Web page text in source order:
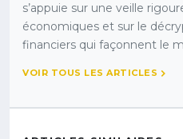
s’appuie sur une veille
économiques et sur le
financiers qui façonnent le
VOIR TOUS LES ARTICLES